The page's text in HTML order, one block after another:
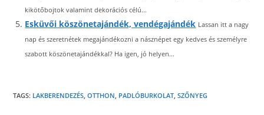
kikötőbojtok valamint dekorációs célú...
Esküvői köszönetajándék, vendégajándék Lassan itt a nagy
nap és szeretnétek megajándékozni a násznépet egy kedves és személyre
szabott köszönetajándékkal? Ha igen, jó helyen...
TAGS: LAKBERENDEZÉS, OTTHON, PADLÓBURKOLAT, SZŐNYEG